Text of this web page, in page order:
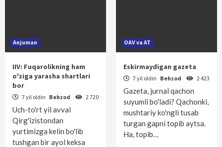
Anjuman
IIV: Fuqarolikning ham
o'ziga yarasha shartlari
bor
7 yil oldin Behzod 2 720
Uch-to'rt yil avval
Qirg'izistondan
yurtimizga kelin bo'lib
tushgan bir ayol keksa
OAV va AT
Eskirmaydigan gazeta
7 yil oldin Behzod 2 423
Gazeta, jurnal qachon
suyumli bo'ladi? Qachonki,
mushtariy ko'ngli tusab
turgan gapni topib aytsa.
Ha, topib…